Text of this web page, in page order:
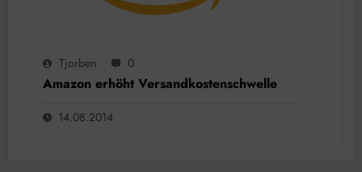
Tjorben 0
Amazon erhöht Versandkostenschwelle
14.08.2014